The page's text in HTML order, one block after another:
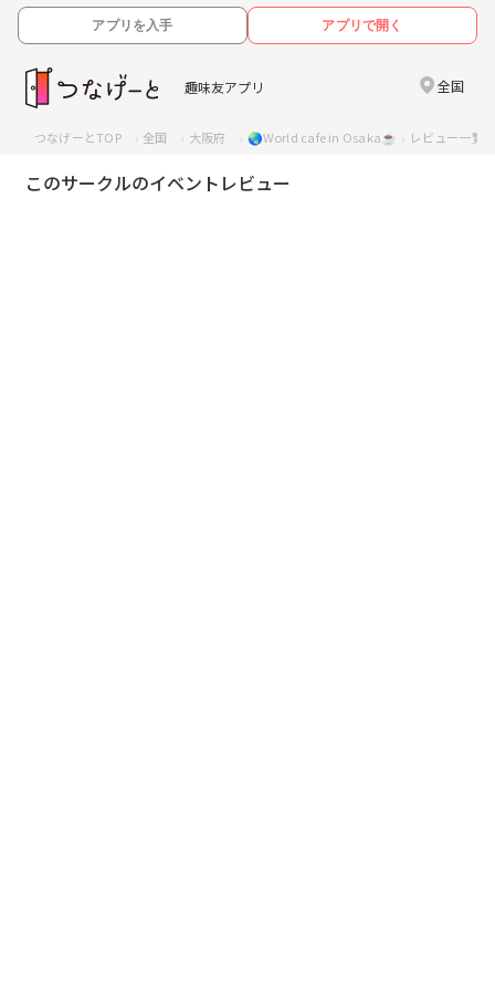
アプリを入手 アプリで開く
趣味友アプリ 全国
つなげーとTOP 全国 大阪府 🌏World cafe in Osaka☕️ レビュー一覧
このサークルのイベントレビュー